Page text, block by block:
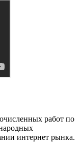
работ по
интернет рынка.